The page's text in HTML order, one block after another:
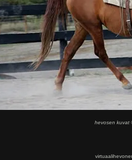
hevosen kuvat